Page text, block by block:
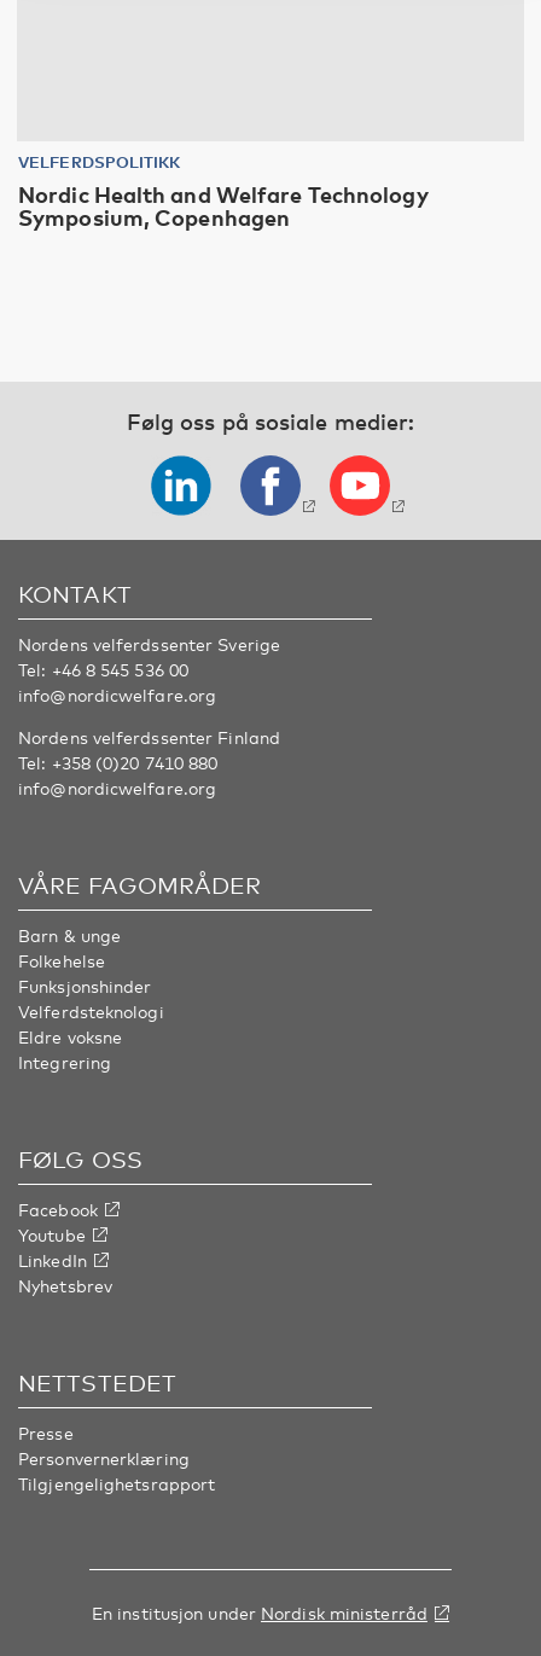
VELFERDSPOLITIKK
Nordic Health and Welfare Technology
Symposium, Copenhagen
Følg oss på sosiale medier:
KONTAKT
Nordens velferdssenter Sverige
Tel: +46 8 545 536 00
info@nordicwelfare.org
Nordens velferdssenter Finland
Tel: +358 (0)20 7410 880
info@nordicwelfare.org
VÅRE FAGOMRÅDER
Barn & unge
Folkehelse
Funksjonshinder
Velferdsteknologi
Eldre voksne
Integrering
FØLG OSS
Facebook
Youtube
LinkedIn
Nyhetsbrev
NETTSTEDET
Presse
Personvernerklæring
Tilgjengelighetsrapport
En institusjon under Nordisk ministerråd